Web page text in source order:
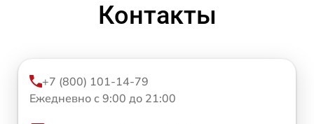
Контакты
+7 (800) 101-14-79
Ежедневно с 9:00 до 21:00